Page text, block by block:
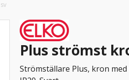
Plus strömst
Strömställare Plus, kron